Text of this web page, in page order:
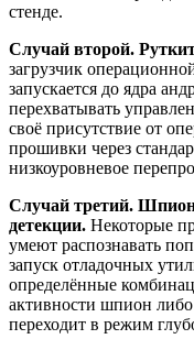
стенде.
Случай второй.
загрузчик
запускается до ядра
перехватывать
своё присутствие от
прошивки через
низкоуровневое
Случай третий.
детекции. Некоторые
умеют распознавать
запуск отладочных
определённые
активности шпион либо
переходит в режим